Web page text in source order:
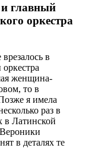
и главный
оркестра
в
женщина-
то в
я имела
раз в
в Латинской
в деталях те